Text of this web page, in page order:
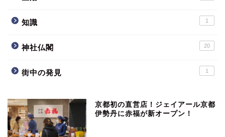
知識 1
神社仏閣 20
街中の発見 1
京都初の直営店！ジェイアール京都
伊勢丹に赤福が新オープン！